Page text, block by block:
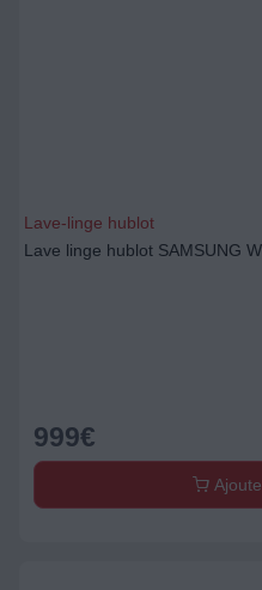
Lave-linge hublot
Lave linge hublot SAMSUNG
999€